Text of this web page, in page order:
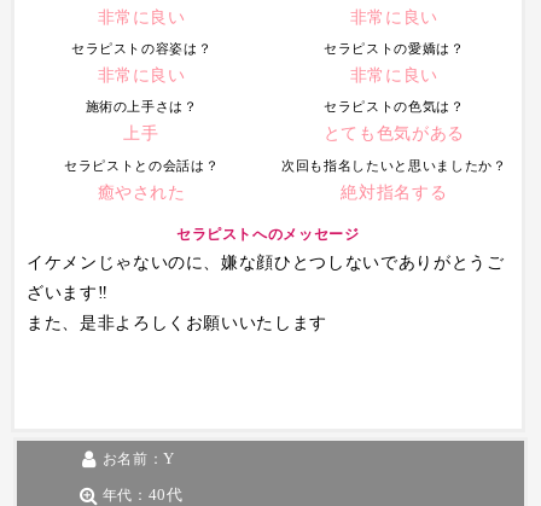
非常に良い 非常に良い
セラピストの容姿は？
非常に良い
セラピストの愛嬌は？
非常に良い
施術の上手さは？
上手
セラピストの色気は？
とても色気がある
セラピストとの会話は？
癒やされた
次回も指名したいと思いましたか？
絶対指名する
セラピストへのメッセージ
イケメンじゃないのに、嫌な顔ひとつしないでありがとうご
ざいます‼️
また、是非よろしくお願いいたします
お名前：Y
年代： 40代